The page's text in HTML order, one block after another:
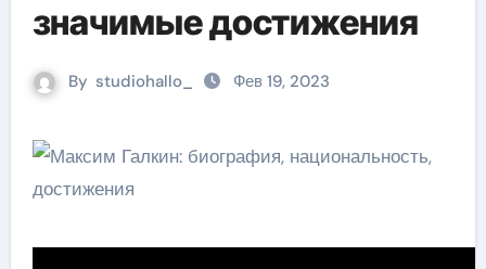
значимые достижения
By studiohallo_ Фев 19, 2023